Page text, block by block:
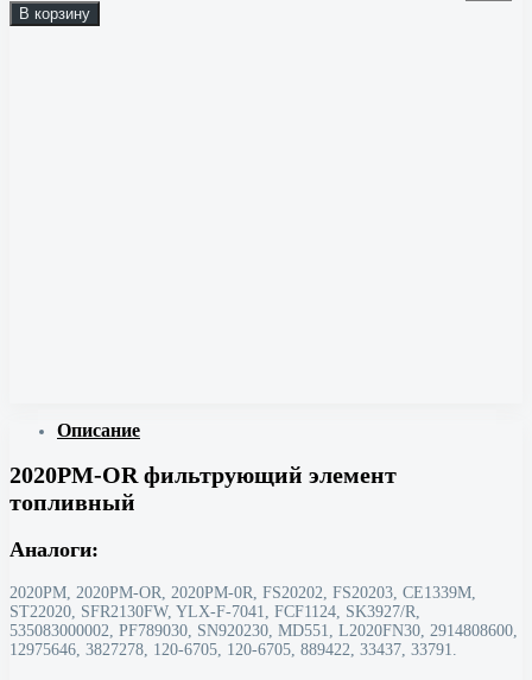
В корзину
Описание
2020PM-OR фильтрующий элемент
топливный
Аналоги:
2020PM, 2020PM-OR, 2020PM-0R, FS20202, FS20203, CE1339M,
ST22020, SFR2130FW, YLX-F-7041, FCF1124, SK3927/R,
535083000002, PF789030, SN920230, MD551, L2020FN30, 2914808600,
12975646, 3827278, 120-6705, 120-6705, 889422, 33437, 33791.